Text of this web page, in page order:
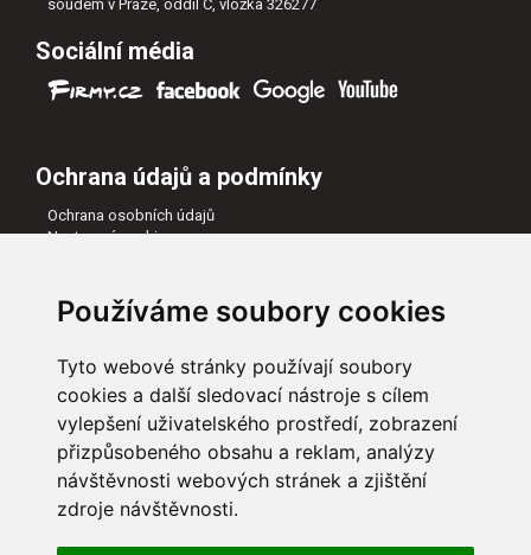
Používáme soubory cookies
Tyto webové stránky používají soubory
cookies a další sledovací nástroje s cílem
vylepšení uživatelského prostředí, zobrazení
přizpůsobeného obsahu a reklam, analýzy
návštěvnosti webových stránek a zjištění
zdroje návštěvnosti.
soudem v Praze, oddíl C, vložka 326277
Sociální média
Ochrana údajů a podmínky
Ochrana osobních údajů
Nastavení cookies
Naši partneři